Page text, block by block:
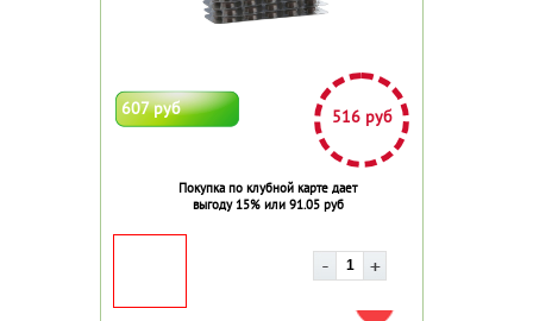
607 руб 516 руб
Покупка по клубной карте дает
выгоду 15% или 91.05 руб
ДОБАВИТЬ В ИЗБРАННОЕ